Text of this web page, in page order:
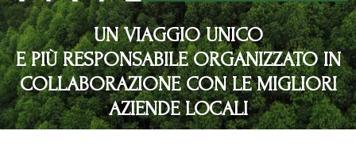
UN VIAGGIO UNICO
E PIÙ RESPONSABILE ORGANIZZATO IN
COLLABORAZIONE CON LE MIGLIORI
AZIENDE LOCALI